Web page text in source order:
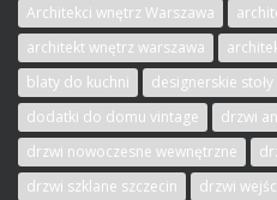
Architekci wnętrz Warszawa
architekt wnętrz warszawa
blaty do kuchni
designerskie
dodatki do domu vintage
drzwi
drzwi nowoczesne wewnętrzne
drzwi szklane szczecin
drzwi